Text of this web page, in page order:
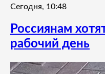
Сегодня, 10:48
Россиянам
рабочий день